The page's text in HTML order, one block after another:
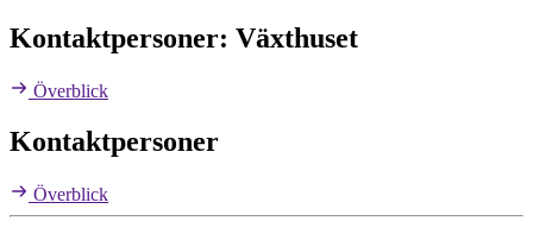
Kontaktpersoner: Växthuset
Överblick
Kontaktpersoner
Överblick